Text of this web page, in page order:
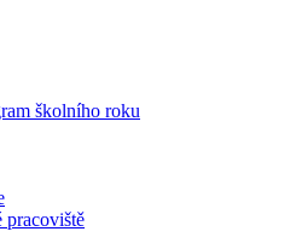
školního roku
pracoviště